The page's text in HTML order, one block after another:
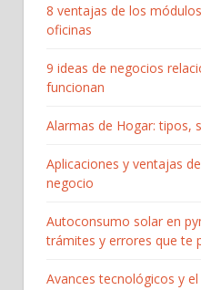
8 ventajas de los
oficinas
9 ideas de negocios
funcionan
Alarmas de Hogar: tipos,
Aplicaciones y ventajas
negocio
Autoconsumo solar en
trámites y errores que te
Avances tecnológicos y